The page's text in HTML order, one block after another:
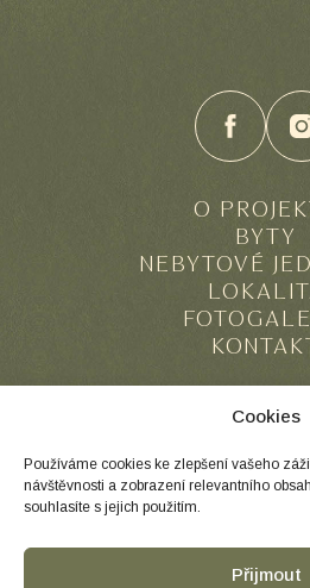
Cookies
Používáme cookies ke zlepšení vašeho
návštěvnosti a zobrazení relevantního
souhlasíte s jejich použitím.
Přijmout
O
BYTY
NEBYTOVÉ